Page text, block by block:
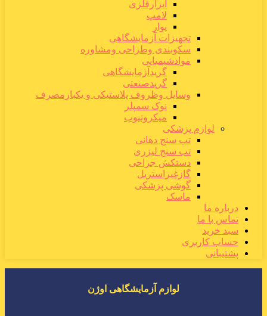
ابزارفلزی
لامپ
پوار
تجهیزات آزمایشگاهی
سکوبندی وطراحی ومشاوره
موادشیمیایی
گریدآزمایشگاهی
گریدصنعتی
وسایل وظروف پلاستیکی و یکبارمصرف
نوک سمپلر
میکروتیوب
لوازم پزشکی
تب سنج دهانی
تب سنج لیزری
دستکش جراحی
گازغیراستریل
گوشی پزشکی
ماسک
درباره ما
تماس با ما
سبد خرید
حساب کاربری
پشتیبانی
لوازم آزمایشگاهی اوژن